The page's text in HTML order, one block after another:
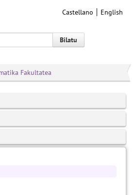
Castellano English
Bilatu
Fakultatea